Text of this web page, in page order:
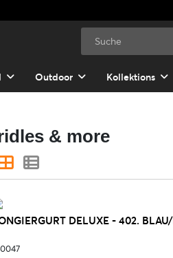
Outdoor Kollektions
& more
DELUXE - 402.